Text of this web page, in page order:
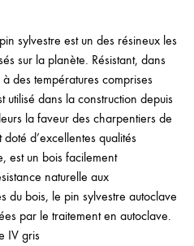
sylvestre est un des résineux les
sur la planète. Résistant, dans
des températures comprises
dans la construction depuis
la faveur des charpentiers de
d’excellentes qualités
est un bois facilement
naturelle aux
du bois, le pin sylvestre autoclave
par le traitement en autoclave.
IV gris